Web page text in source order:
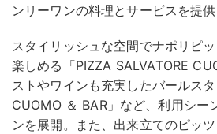
ンリーワンの料理とサービスを提供
スタイリッシュな空間でナポリピ
楽しめる「PIZZA SALVATORE
ストやワインも充実したバールス
CUOMO ＆ BAR」など、利用シー
ンを展開。また、出来立てのピッ